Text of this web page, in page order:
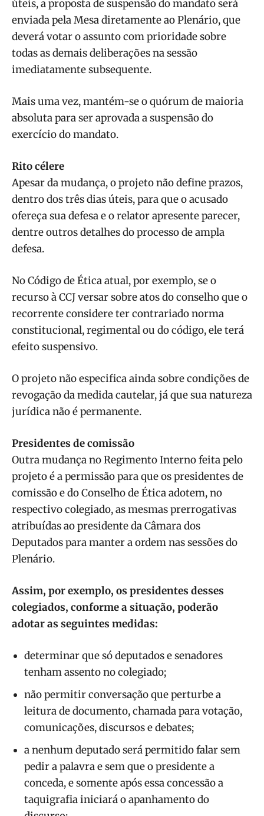
úteis, a proposta de suspensão do mandato será
enviada pela Mesa diretamente ao Plenário, que
deverá votar o assunto com prioridade sobre
todas as demais deliberações na sessão
imediatamente subsequente.
Mais uma vez, mantém-se o quórum de maioria
absoluta para ser aprovada a suspensão do
exercício do mandato.
Rito célere
Apesar da mudança, o projeto não define prazos,
dentro dos três dias úteis, para que o acusado
ofereça sua defesa e o relator apresente parecer,
dentre outros detalhes do processo de ampla
defesa.
No Código de Ética atual, por exemplo, se o
recurso à CCJ versar sobre atos do conselho que o
recorrente considere ter contrariado norma
constitucional, regimental ou do código, ele terá
efeito suspensivo.
O projeto não especifica ainda sobre condições de
revogação da medida cautelar, já que sua natureza
jurídica não é permanente.
Presidentes de comissão
Outra mudança no Regimento Interno feita pelo
projeto é a permissão para que os presidentes de
comissão e do Conselho de Ética adotem, no
respectivo colegiado, as mesmas prerrogativas
atribuídas ao presidente da Câmara dos
Deputados para manter a ordem nas sessões do
Plenário.
Assim, por exemplo, os presidentes desses
colegiados, conforme a situação, poderão
adotar as seguintes medidas:
determinar que só deputados e senadores
tenham assento no colegiado;
não permitir conversação que perturbe a
leitura de documento, chamada para votação,
comunicações, discursos e debates;
a nenhum deputado será permitido falar sem
pedir a palavra e sem que o presidente a
conceda, e somente após essa concessão a
taquigrafia iniciará o apanhamento do